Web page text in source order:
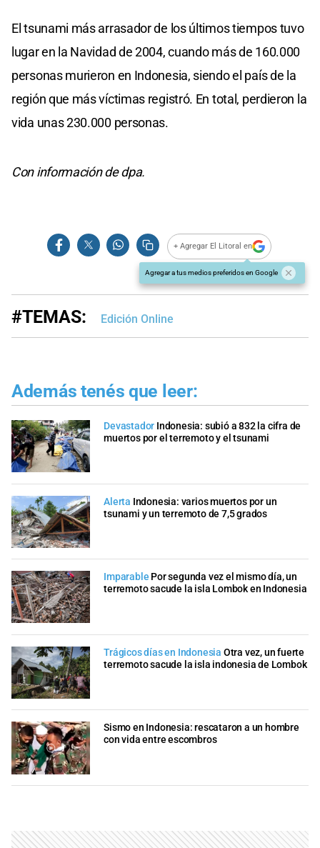
El tsunami más arrasador de los últimos tiempos tuvo
lugar en la Navidad de 2004, cuando más de 160.000
personas murieron en Indonesia, siendo el país de la
región que más víctimas registró. En total, perdieron la
vida unas 230.000 personas.
Con información de dpa.
+ Agregar El Litoral en
Agregar a tus medios preferidos en Google
#TEMAS: Edición Online
Además tenés que leer:
Devastador Indonesia: subió a 832 la cifra de
muertos por el terremoto y el tsunami
Alerta Indonesia: varios muertos por un
tsunami y un terremoto de 7,5 grados
Imparable Por segunda vez el mismo día, un
terremoto sacude la isla Lombok en Indonesia
Trágicos días en Indonesia Otra vez, un fuerte
terremoto sacude la isla indonesia de Lombok
Sismo en Indonesia: rescataron a un hombre
con vida entre escombros